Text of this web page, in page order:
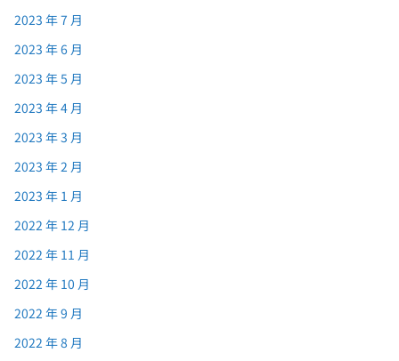
2023 年 7 月
2023 年 6 月
2023 年 5 月
2023 年 4 月
2023 年 3 月
2023 年 2 月
2023 年 1 月
2022 年 12 月
2022 年 11 月
2022 年 10 月
2022 年 9 月
2022 年 8 月